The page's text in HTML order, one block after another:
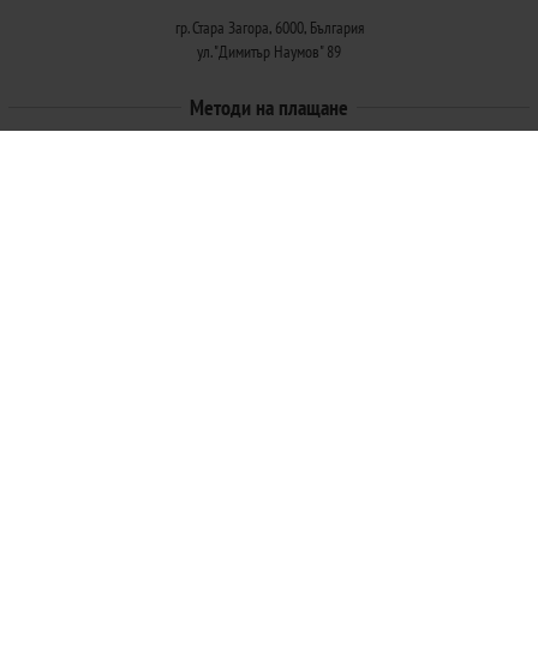
гр. Стара Загора, 6000, България
ул. "Димитър Наумов" 89
Методи на плащане